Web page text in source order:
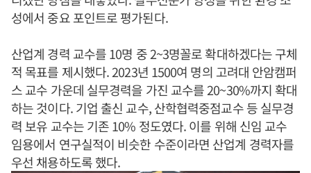
성에서 중요 포인트로 평가된다.
산업계 경력 교수를 10명 중 2~3명꼴로 확대하겠다는 구체
적 목표를 제시했다. 2023년 1500여 명의 고려대 안암캠퍼
스 교수 가운데 실무경력을 가진 교수를 20~30%까지 확대
하는 것이다. 기업 출신 교수, 산학협력중점교수 등 실무경
력 보유 교수는 기존 10% 정도였다. 이를 위해 신임 교수
임용에서 연구실적이 비슷한 수준이라면 산업계 경력자를
우선 채용하도록 했다.